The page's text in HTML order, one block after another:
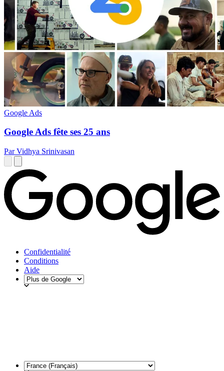
Google Ads
Google Ads fête ses 25 ans
Par Vidhya Srinivasan
Confidentialité
Conditions
Aide